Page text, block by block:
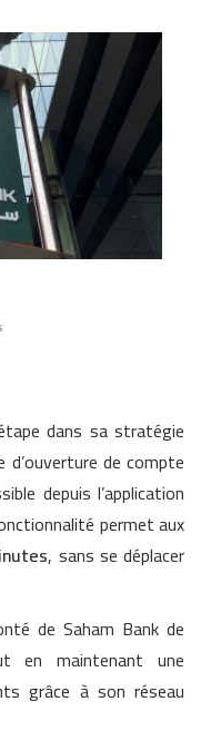
dans sa stratégie
de compte
depuis l’application
permet aux
, sans se déplacer
de Saham Bank de
en maintenant une
grâce à son réseau